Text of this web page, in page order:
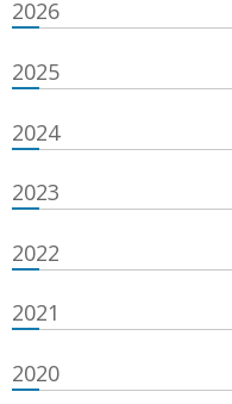
2026
2025
2024
2023
2022
2021
2020